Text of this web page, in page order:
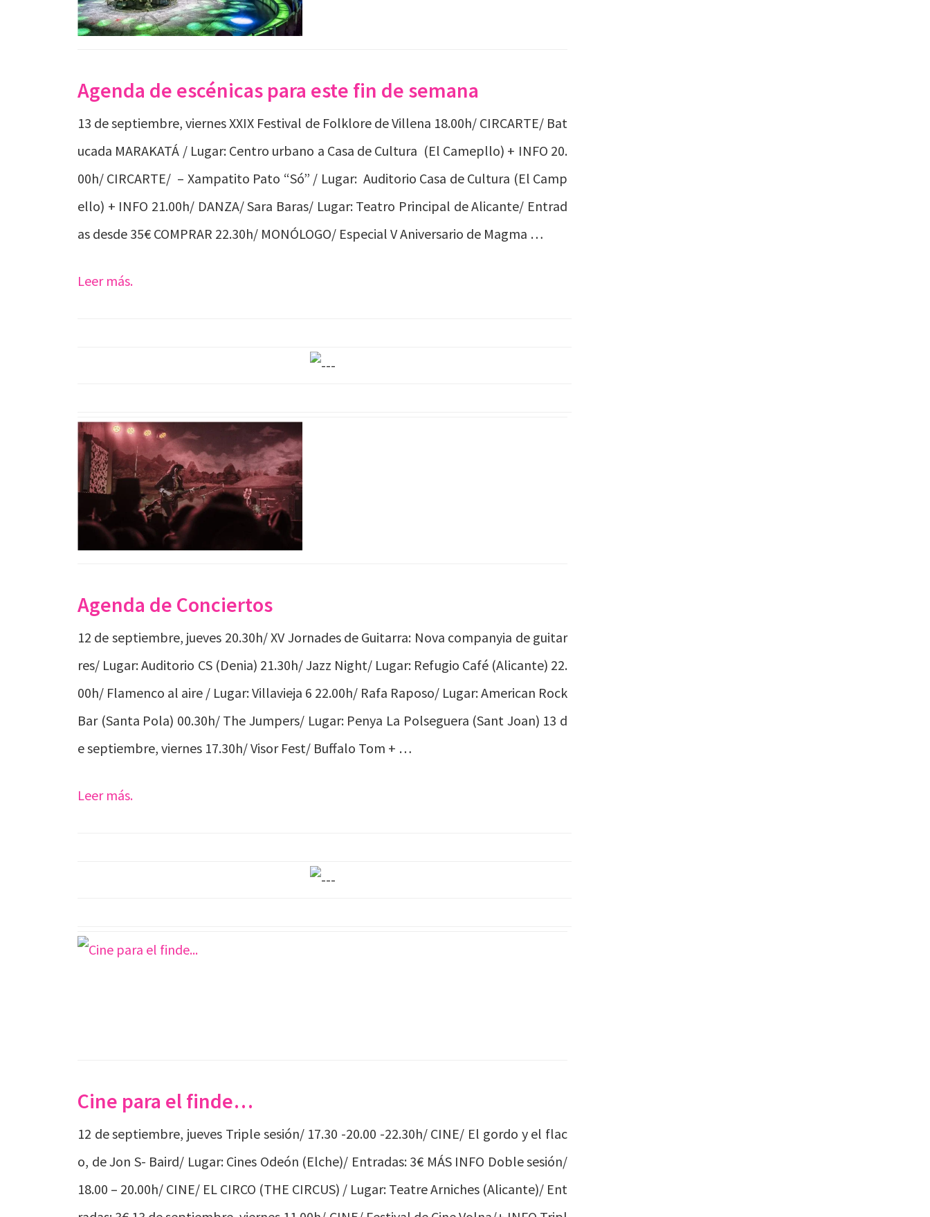
Agenda de escénicas para este fin de semana
13 de septiembre, viernes XXIX Festival de Folklore de Villena 18.00h/ CIRCARTE/ Bat
ucada MARAKATÁ / Lugar: Centro urbano a Casa de Cultura (El Camepllo) + INFO 20.
00h/ CIRCARTE/ – Xampatito Pato “Só” / Lugar: Auditorio Casa de Cultura (El Camp
ello) + INFO 21.00h/ DANZA/ Sara Baras/ Lugar: Teatro Principal de Alicante/ Entrad
as desde 35€ COMPRAR 22.30h/ MONÓLOGO/ Especial V Aniversario de Magma …
Leer más.
Agenda de Conciertos
12 de septiembre, jueves 20.30h/ XV Jornades de Guitarra: Nova companyia de guitar
res/ Lugar: Auditorio CS (Denia) 21.30h/ Jazz Night/ Lugar: Refugio Café (Alicante) 22.
00h/ Flamenco al aire / Lugar: Villavieja 6 22.00h/ Rafa Raposo/ Lugar: American Rock
Bar (Santa Pola) 00.30h/ The Jumpers/ Lugar: Penya La Polseguera (Sant Joan) 13 d
e septiembre, viernes 17.30h/ Visor Fest/ Buffalo Tom + …
Leer más.
Cine para el finde…
12 de septiembre, jueves Triple sesión/ 17.30 -20.00 -22.30h/ CINE/ El gordo y el flac
o, de Jon S- Baird/ Lugar: Cines Odeón (Elche)/ Entradas: 3€ MÁS INFO Doble sesión/
18.00 – 20.00h/ CINE/ EL CIRCO (THE CIRCUS) / Lugar: Teatre Arniches (Alicante)/ Ent